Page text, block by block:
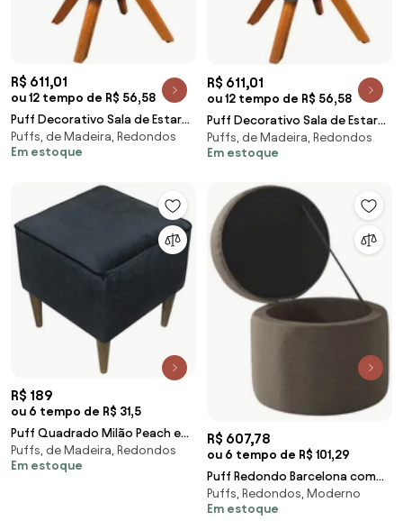
R$ 611,01
ou 12 tempo de R$ 56,58
Puff Decorativo Sala de Estar
Base Giratória Giromad Opla
Suede Marrom
Puffs, de Madeira, Redondos
Em estoque
R$ 611,01
ou 12 tempo de R$ 56,58
Puff Decorativo Sala de Estar
Base Giratória Giromad Opla
Suede Grafit
Puffs, de Madeira, Redondos
Em estoque
R$ 189
ou 6 tempo de R$ 31,5
Puff Quadrado Milão Peach em
Veludo com Pés Palito - Preto
Puffs, de Madeira, Redondos
Em estoque
R$ 607,78
ou 6 tempo de R$ 101,29
Puff Redondo Barcelona com
Abertura 40x40 cm - Wood
Prime MS 27871
Puffs, Redondos, Moderno
Em estoque